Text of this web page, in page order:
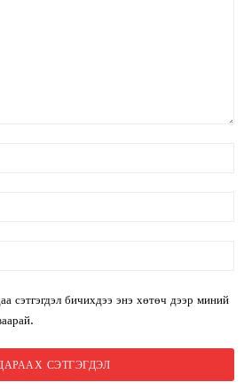
сэтгэгдэл бичихдээ энэ хөтөч дээр миний